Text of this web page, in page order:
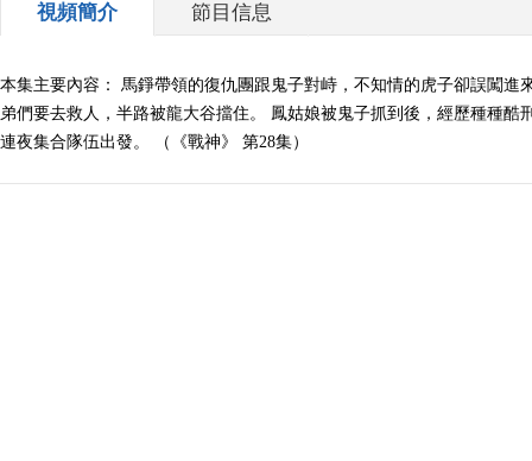
視頻簡介 節目信息
本集主要內容： 馬錚帶領的復仇團跟鬼子對峙，不知情的虎子卻誤闖
弟們要去救人，半路被龍大谷擋住。 鳳姑娘被鬼子抓到後，經歷種種
連夜集合隊伍出發。 （《戰神》 第28集）